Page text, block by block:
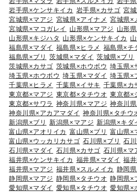
岩手県×ケンサキイカ 岩手県×カサゴ 宮
宮城県×マアジ 宮城県×アイナメ 宮城県×
宮城県×マコガレイ
山形県×マアジ 山形
山形県×キジハタ 山形県×ケンサキイカ
福島県×マダイ 福島県×ヒラメ 福島県×チ
福島県×ブリ
茨城県×マダイ 茨城県×ブリ
茨城県×カサゴ 茨城県×ホウボウ 埼玉県×
埼玉県×ホウボウ 埼玉県×マダイ 埼玉県×
千葉県×ヒラメ 千葉県×イサキ 千葉県×カ
東京都×マアジ 東京都×タチウオ 東京都×
東京都×サワラ 神奈川県×マアジ 神奈川
神奈川県×アカアマダイ 神奈川県×タチウ
新潟県×ブリ
新潟県×マアジ 新潟県×キダ
富山県×アオリイカ 富山県×ブリ 富山県×
富山県×ウッカリカサゴ 石川県×ブリ
石
石川県×マダイ 石川県×カサゴ 石川県×マ
福井県×ケンサキイカ 福井県×マダイ 福
福井県×マアジ 福井県×スルメイカ 静岡
静岡県×マアジ 静岡県×タチウオ 静岡県×
愛知県×マダイ 愛知県×タチウオ 愛知県×